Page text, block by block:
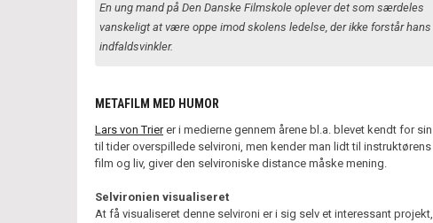
En ung mand på Den Danske Filmskole oplever det som særdeles
vanskeligt at være oppe imod skolens ledelse, der ikke forstår hans
indfaldsvinkler.
METAFILM MED HUMOR
Lars von Trierer i medierne gennem årene bl.a. blevet kendt for sin
til tider overspillede selvironi, men kender man lidt til instruktørens
film og liv, giver den selvironiske distance måske mening.
Selvironien visualiseret
At få visualiseret denne selvironi er i sig selv et interessant projekt,